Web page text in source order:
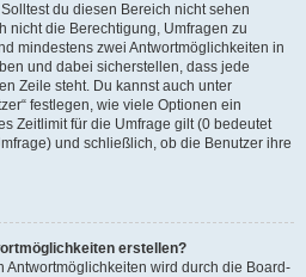
du diesen Bereich nicht sehen
nicht die Berechtigung, Umfragen zu
mindestens zwei Antwortmöglichkeiten in
und dabei sicherstellen, dass jede
Zeile steht. Du kannst auch unter
festlegen, wie viele Optionen ein
Zeitlimit für die Umfrage gilt (0 bedeutet
und schließlich, ob die Benutzer ihre
erstellen?
Antwortmöglichkeiten wird durch die Board-